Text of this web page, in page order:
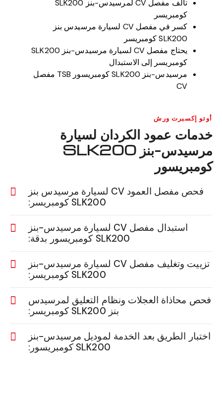
تالف مفصل CV لمرسيدس-بنز SLK200
كومبريسر
كسر في مفصل CV لسيارة مرسيدس بنز
SLK200 كومبريسر
يحتاج مفصل CV لسيارة مرسيدس-بنز SLK200
كومبريسر إلى الاستبدال
مرسيدس-بنز SLK200 كومبريسور TSB مفصل
CV
أوتو إكسبرت ورش
خدمات عمود الكردان لسيارة
مرسيدس-بنز SLK200
كومبريسور
فحص مفصل العمود CV لسيارة مرسيدس بنز
SLK200 كومبريسر:
استبدال مفصل CV لسيارة مرسيدس-بنز
SLK200 كومبريسور بدقة:
تزييت وتغليف مفصل CV لسيارة مرسيدس-بنز
SLK200 كومبريسر:
فحص محاذاة العجلات ونظام التعليق لمرسيدس
بنز SLK200 كومبريسر:
اختبار الطريق بعد الخدمة لموديل مرسيدس-بنز
SLK200 كومبريسور: